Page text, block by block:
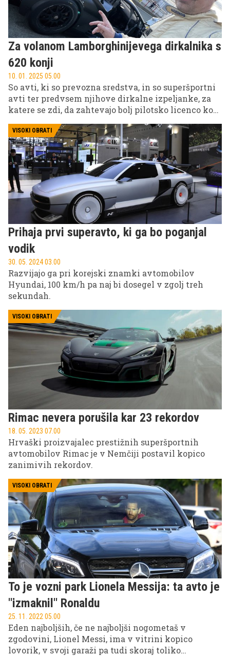
Za volanom Lamborghinijevega dirkalnika s
620 konji
10. 01. 2025 05.00
So avti, ki so prevozna sredstva, in so superšportni
avti ter predvsem njihove dirkalne izpeljanke, za
katere se zdi, da zahtevajo bolj pilotsko licenco kot
vozniški izpit. In eden takih je Lamborghini
Huracan Super Trofeo Evo2. Dirkalni superšportnik
izumirajoče V10 zasnove, ki že na prvi pogled
sporoča: Jaz sem hitrost. Ko sedeš vanj, pa se zaveš,
da je utelešenje vozniških in dirkaških sanj.
VISOKI OBRATI
Prihaja prvi superavto, ki ga bo poganjal
vodik
30. 05. 2024 03.00
Razvijajo ga pri korejski znamki avtomobilov
Hyundai, 100 km/h pa naj bi dosegel v zgolj treh
sekundah.
VISOKI OBRATI
Rimac nevera porušila kar 23 rekordov
18. 05. 2023 07.00
Hrvaški proizvajalec prestižnih superšportnih
avtomobilov Rimac je v Nemčiji postavil kopico
zanimivih rekordov.
VISOKI OBRATI
To je vozni park Lionela Messija: ta avto je
''izmaknil'' Ronaldu
25. 11. 2022 05.00
Eden najboljših, če ne najboljši nogometaš v
zgodovini, Lionel Messi, ima v vitrini kopico
lovorik, v svoji garaži pa tudi skoraj toliko